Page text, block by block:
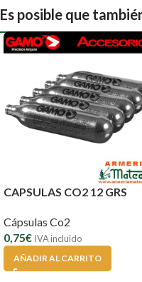
Es posible que
CAPSULAS CO2 12 GRS
Cápsulas Co2
0,75€ IVA incluido
AÑADIR AL CARRITO